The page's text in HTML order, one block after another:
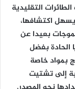
التقليدية
اكتشافها،
الموجات بعيدا عن
الحادة بفضل
بمواد خاصة
إلى تشتيت